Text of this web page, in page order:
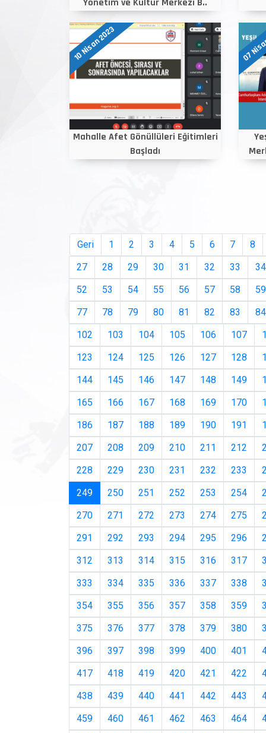
Yönetim ve Kültür Merkezi B..
10 Nisan 2023
Mahalle Afet Gönüllüleri Eğitimleri
Başladı
07
Geri 1 2 3 4 5 6 7
8
27
28 29 30 31 32 33
34
52
53 54 55 56 57 58
59
77
78 79 80 81 82 83
84
102
103 104 105 106 107
123
124 125 126 127 128
144
145 146 147 148 149
165
166 167 168 169 170
186
187 188 189 190 191
207
208 209 210 211 212
228
229 230 231 232 233
249(current)
250 251 252 253 254
270
271 272 273 274 275
291
292 293 294 295 296
312
313 314 315 316 317
333
334 335 336 337 338
354
355 356 357 358 359
375
376 377 378 379 380
396
397 398 399 400 401
417
418 419 420 421 422
438
439 440 441 442 443
459
460 461 462 463 464